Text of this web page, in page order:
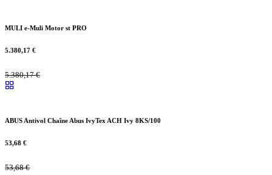
MULI e-Muli Motor st PRO
5.380,17 €
5.380,17€
ABUS Antivol Chaîne Abus IvyTex ACH Ivy 8KS/100
53,68 €
53,68€